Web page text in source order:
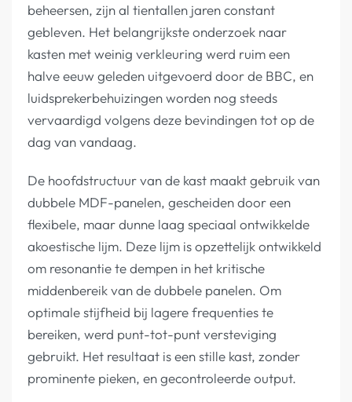
beheersen, zijn al tientallen jaren constant
gebleven. Het belangrijkste onderzoek naar
kasten met weinig verkleuring werd ruim een
halve eeuw geleden uitgevoerd door de BBC, en
luidsprekerbehuizingen worden nog steeds
vervaardigd volgens deze bevindingen tot op de
dag van vandaag.
De hoofdstructuur van de kast maakt gebruik van
dubbele MDF-panelen, gescheiden door een
flexibele, maar dunne laag speciaal ontwikkelde
akoestische lijm. Deze lijm is opzettelijk ontwikkeld
om resonantie te dempen in het kritische
middenbereik van de dubbele panelen. Om
optimale stijfheid bij lagere frequenties te
bereiken, werd punt-tot-punt versteviging
gebruikt. Het resultaat is een stille kast, zonder
prominente pieken, en gecontroleerde output.